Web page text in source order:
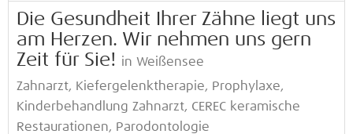
Die Gesundheit Ihrer Zähne liegt uns
am Herzen. Wir nehmen uns gern
Zeit für Sie! in Weißensee
Zahnarzt, Kiefergelenktherapie, Prophylaxe,
Kinderbehandlung Zahnarzt, CEREC keramische
Restaurationen, Parodontologie